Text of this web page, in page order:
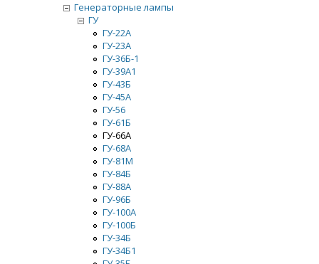
Генераторные лампы
ГУ
ГУ-22А
ГУ-23А
ГУ-36Б-1
ГУ-39А1
ГУ-43Б
ГУ-45А
ГУ-56
ГУ-61Б
ГУ-66A
ГУ-68А
ГУ-81М
ГУ-84Б
ГУ-88А
ГУ-96Б
ГУ-100А
ГУ-100Б
ГУ-34Б
ГУ-34Б1